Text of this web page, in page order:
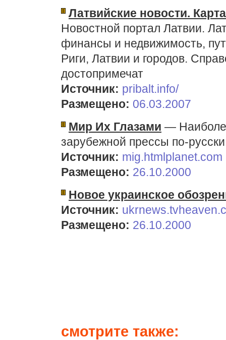
Латвийские новости.
Новостной портал Латвии.
финансы и недвижимость,
Риги, Латвии и городов.
достопримечат
Источник: pribalt.info/
Размещено: 06.03.2007
Мир Их Глазами —
зарубежной прессы по-
Источник: mig.htmlplanet.com
Размещено: 26.10.2000
Новое украинское
Источник:
Размещено: 26.10.2000
смотрите также: